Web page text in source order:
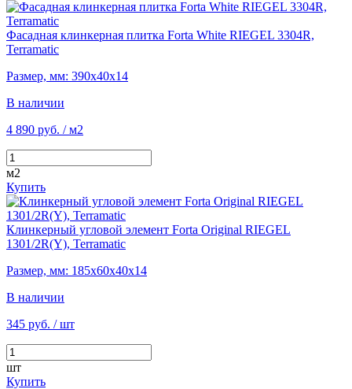
Фасадная клинкерная плитка Forta White RIEGEL 3304R,
Terramatic
Размер, мм: 390х40х14
В наличии
4 890 руб. / м2
м2
Купить
Клинкерный угловой элемент Forta Original RIEGEL
1301/2R(Y), Terramatic
Размер, мм: 185х60х40х14
В наличии
345 руб. / шт
шт
Купить